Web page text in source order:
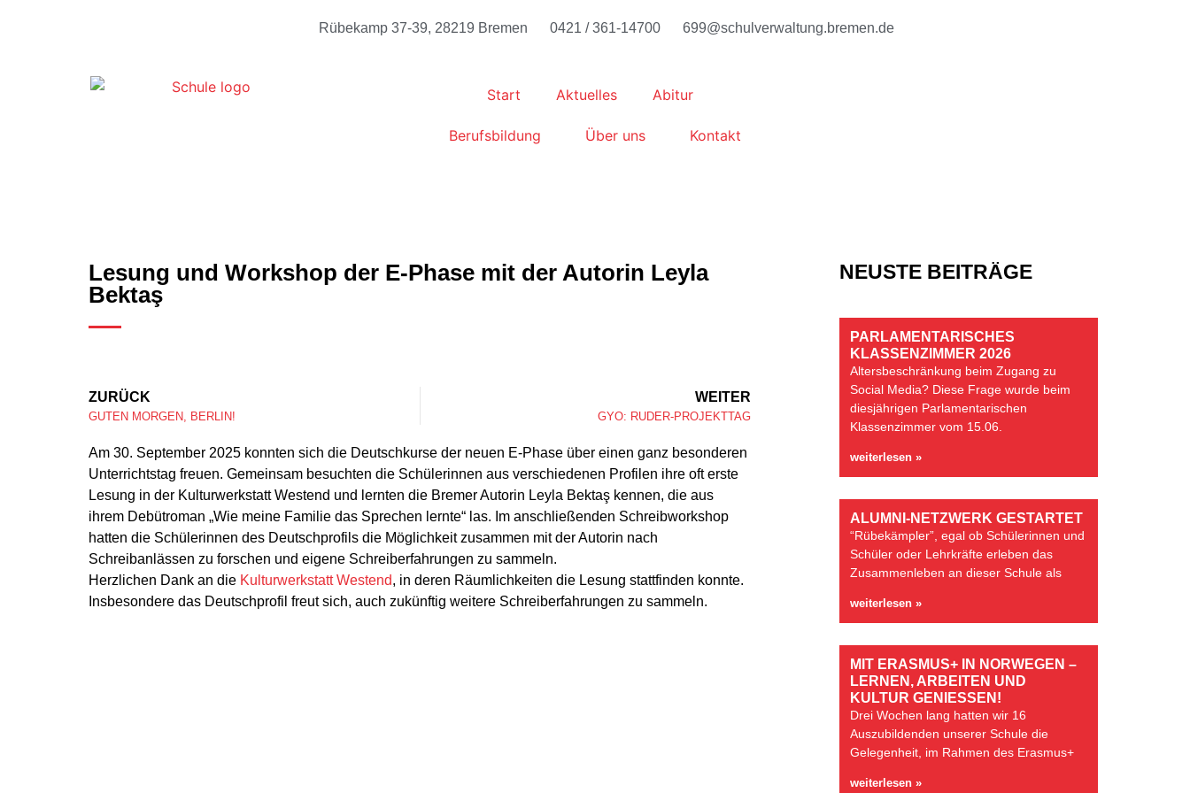
Rübekamp 37-39, 28219 Bremen 0421 / 361-14700 699@schulverwaltung.bremen.de
Start Aktuelles Abitur
Berufsbildung Über uns Kontakt
Lesung und Workshop der E-Phase mit der Autorin Leyla
Bektaş
ZURÜCK
GUTEN MORGEN, BERLIN!
WEITER
GYO: RUDER-PROJEKTTAG
Am 30. September 2025 konnten sich die Deutschkurse der neuen E-Phase über einen ganz besonderen
Unterrichtstag freuen. Gemeinsam besuchten die Schülerinnen aus verschiedenen Profilen ihre oft erste
Lesung in der Kulturwerkstatt Westend und lernten die Bremer Autorin Leyla Bektaş kennen, die aus
ihrem Debütroman „Wie meine Familie das Sprechen lernte“ las. Im anschließenden Schreibworkshop
hatten die Schülerinnen des Deutschprofils die Möglichkeit zusammen mit der Autorin nach
Schreibanlässen zu forschen und eigene Schreiberfahrungen zu sammeln.
Herzlichen Dank an die Kulturwerkstatt Westend, in deren Räumlichkeiten die Lesung stattfinden konnte.
Insbesondere das Deutschprofil freut sich, auch zukünftig weitere Schreiberfahrungen zu sammeln.
NEUSTE BEITRÄGE
PARLAMENTARISCHES
KLASSENZIMMER 2026
Altersbeschränkung beim Zugang zu
Social Media? Diese Frage wurde beim
diesjährigen Parlamentarischen
Klassenzimmer vom 15.06.
weiterlesen »
ALUMNI-NETZWERK GESTARTET
“Rübekämpler”, egal ob Schülerinnen und
Schüler oder Lehrkräfte erleben das
Zusammenleben an dieser Schule als
weiterlesen »
MIT ERASMUS+ IN NORWEGEN –
LERNEN, ARBEITEN UND
KULTUR GENIESSEN!
Drei Wochen lang hatten wir 16
Auszubildenden unserer Schule die
Gelegenheit, im Rahmen des Erasmus+
weiterlesen »